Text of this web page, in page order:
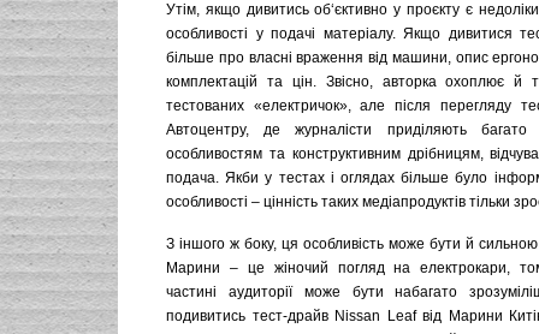
Утім, якщо дивитись об‘єктивно у проєкту є
особливості у подачі матеріалу. Якщо дивитися
більше про власні враження від машини, опис
комплектацій та цін. Звісно, авторка охоплює й
тестованих «електричок», але після перегляду
Автоцентру, де журналісти приділяють багато
особливостям та конструктивним дрібницям,
подача. Якби у тестах і оглядах більше було
особливості – цінність таких медіапродуктів тільки
З іншого ж боку, ця особливість може бути й
Марини – це жіночий погляд на електрокари,
частині аудиторії може бути набагато
подивитись тест-драйв Nissan Leaf від Марини